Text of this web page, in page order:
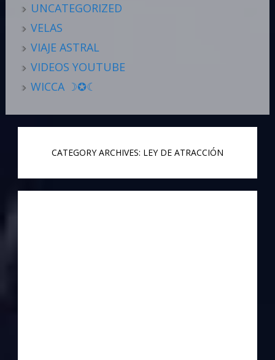
UNCATEGORIZED
VELAS
VIAJE ASTRAL
VIDEOS YOUTUBE
WICCA ☽✪☾
CATEGORY ARCHIVES: LEY DE ATRACCIÓN